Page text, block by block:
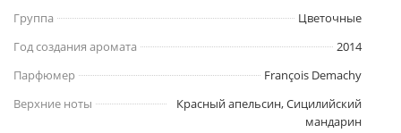
Группа
Цветочные
Год создания аромата
2014
Парфюмер
François Demachy
Верхние ноты
Красный апельсин, Сицилийский
мандарин